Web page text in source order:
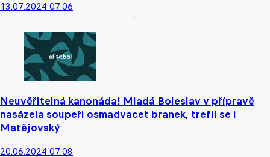
13.07.2024 07:06
Neuvěřitelná kanonáda! Mladá Boleslav v přípravě
nasázela soupeři osmadvacet branek, trefil se i
Matějovský
20.06.2024 07:08